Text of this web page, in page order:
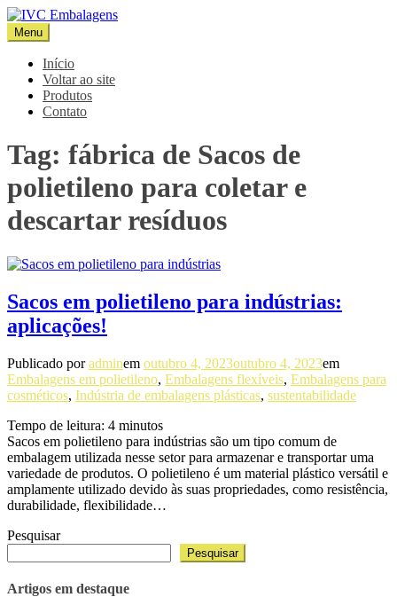
Pular
para
o
conteúdo
IVC Embalagens
Blog IVC
Menu
Início
Voltar ao site
Produtos
Contato
Tag: fábrica de Sacos de
polietileno para coletar e
descartar resíduos
Sacos em polietileno para indústrias:
aplicações!
Publicado poradminem outubro 4, 2023outubro 4, 2023em
Embalagens em polietileno, Embalagens flexíveis, Embalagens para
cosméticos, Indústria de embalagens plásticas, sustentabilidade
Tempo de leitura: 4 minutos
Sacos em polietileno para indústrias são um tipo comum de
embalagem utilizada nesse setor para armazenar e transportar uma
variedade de produtos. O polietileno é um material plástico versátil e
amplamente utilizado devido às suas propriedades, como resistência,
durabilidade, flexibilidade…
Pesquisar
Pesquisar
Artigos em destaque